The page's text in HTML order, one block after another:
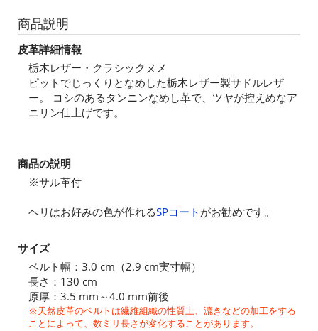
商品説明
皮革詳細情報
栃木レザー・クラシックヌメ
ピットでじっくりとなめした栃木レザー製サドルレザ
ー。 コシのあるタンニンなめし革で、ツヤが控えめなア
ニリン仕上げです。
商品の説明
※サル革付
ヘリはお好みの色が作れるSPコート がお勧めです。
サイズ
ベルト幅：3.0 cm（2.9 cm実寸幅）
長さ：130 cm
原厚：3.5 mm～4.0 mm前後
※天然皮革のベルトは繊維組織の性質上、漉きなどの加工をする
ことによって、数ミリ長さが変化することがあります。